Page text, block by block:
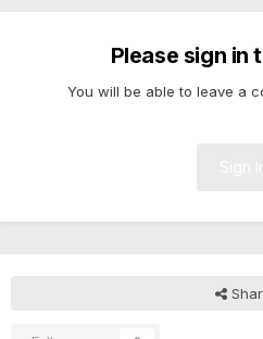
Please sign in
You will be able to leave a